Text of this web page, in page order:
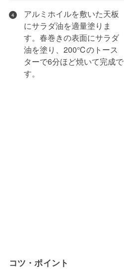
4
アルミホイルを敷いた天板
にサラダ油を適量塗りま
す。春巻きの表面にサラダ
油を塗り、200℃のトース
ターで6分ほど焼いて完成で
す。
コツ・ポイント